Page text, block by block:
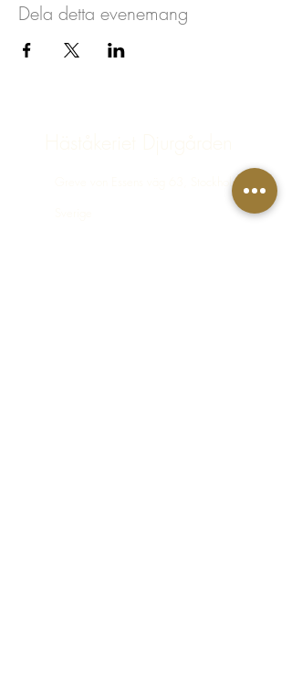
Dela detta evenemang
Greve von Essens väg 63, Stockholm,